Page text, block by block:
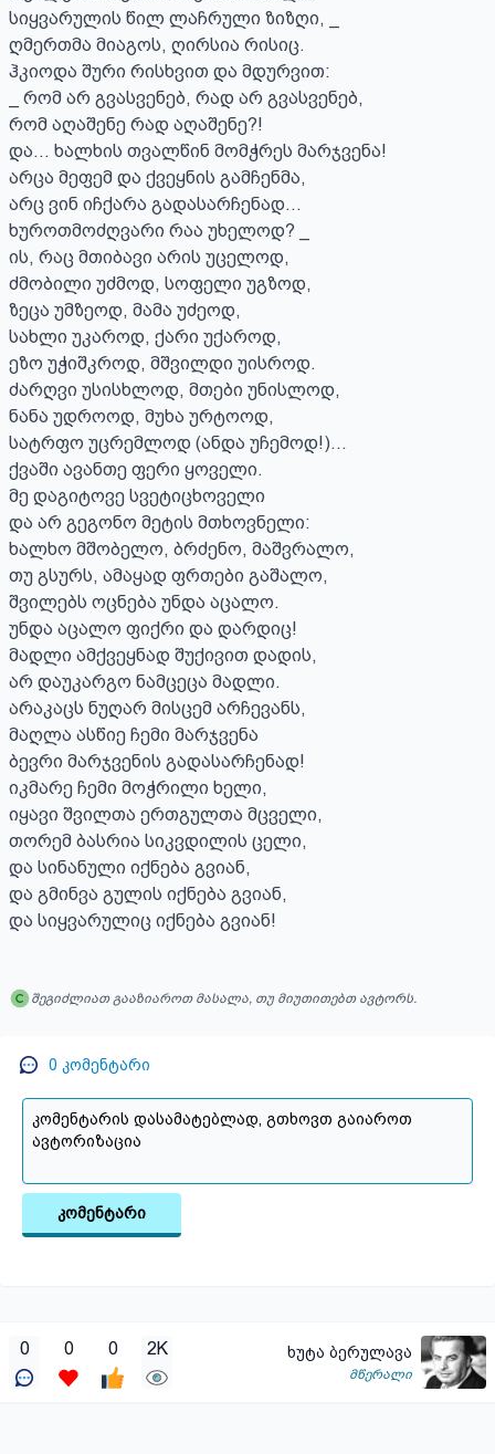
სიყვარულის წილ ლაჩრული ზიზღი, _
ღმერთმა მიაგოს, ღირსია რისიც.
ჰკიოდა შური რისხვით და მდურვით:
_ რომ არ გვასვენებ, რად არ გვასვენებ,
რომ აღაშენე რად აღაშენე?!
და... ხალხის თვალწინ მომჭრეს მარჯვენა!
არცა მეფემ და ქვეყნის გამჩენმა,
არც ვინ იჩქარა გადასარჩენად...
ხუროთმოძღვარი რაა უხელოდ? _
ის, რაც მთიბავი არის უცელოდ,
ძმობილი უძმოდ, სოფელი უგზოდ,
ზეცა უმზეოდ, მამა უძეოდ,
სახლი უკაროდ, ქარი უქაროდ,
ეზო უჭიშკროდ, მშვილდი უისროდ.
ძარღვი უსისხლოდ, მთები უნისლოდ,
ნანა უდროოდ, მუხა ურტოოდ,
სატრფო უცრემლოდ (ანდა უჩემოდ!)...
ქვაში ავანთე ფერი ყოველი.
მე დაგიტოვე სვეტიცხოველი
და არ გეგონო მეტის მთხოვნელი:
ხალხო მშობელო, ბრძენო, მაშვრალო,
თუ გსურს, ამაყად ფრთები გაშალო,
შვილებს ოცნება უნდა აცალო.
უნდა აცალო ფიქრი და დარდიც!
მადლი ამქვეყნად შუქივით დადის,
არ დაუკარგო ნამცეცა მადლი.
არაკაცს ნუღარ მისცემ არჩევანს,
მაღლა ასწიე ჩემი მარჯვენა
ბევრი მარჯვენის გადასარჩენად!
იკმარე ჩემი მოჭრილი ხელი,
იყავი შვილთა ერთგულთა მცველი,
თორემ ბასრია სიკვდილის ცელი,
და სინანული იქნება გვიან,
და გმინვა გულის იქნება გვიან,
და სიყვარულიც იქნება გვიან!
შეგიძლიათ გააზიაროთ მასალა, თუ მიუთითებთ ავტორს.
0 კომენტარი
კომენტარი
0 0 0 2K ხუტა ბერულავა
მწერალი